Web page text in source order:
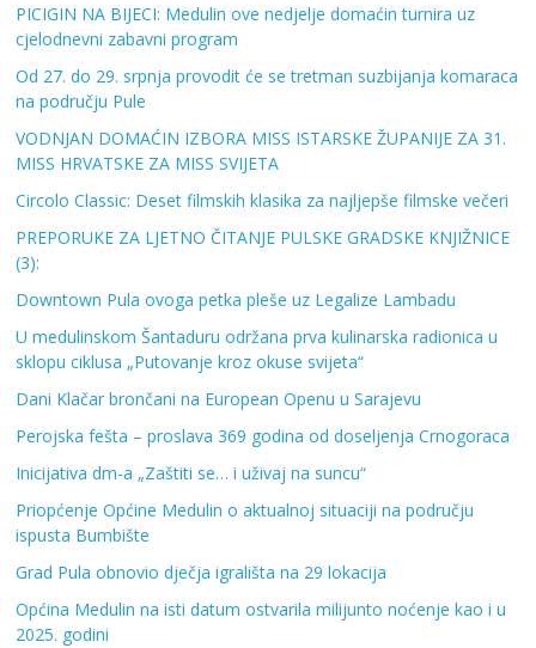
PICIGIN NA BIJECI: Medulin ove nedjelje domaćin turnira uz
cjelodnevni zabavni program
Od 27. do 29. srpnja provodit će se tretman suzbijanja komaraca
na području Pule
VODNJAN DOMAĆIN IZBORA MISS ISTARSKE ŽUPANIJE ZA 31.
MISS HRVATSKE ZA MISS SVIJETA
Circolo Classic: Deset filmskih klasika za najljepše filmske večeri
PREPORUKE ZA LJETNO ČITANJE PULSKE GRADSKE KNJIŽNICE
(3):
Downtown Pula ovoga petka pleše uz Legalize Lambadu
U medulinskom Šantaduru održana prva kulinarska radionica u
sklopu ciklusa „Putovanje kroz okuse svijeta“
Dani Klačar brončani na European Openu u Sarajevu
Perojska fešta – proslava 369 godina od doseljenja Crnogoraca
Inicijativa dm-a „Zaštiti se… i uživaj na suncu“
Priopćenje Općine Medulin o aktualnoj situaciji na području
ispusta Bumbište
Grad Pula obnovio dječja igrališta na 29 lokacija
Općina Medulin na isti datum ostvarila milijunto noćenje kao i u
2025. godini